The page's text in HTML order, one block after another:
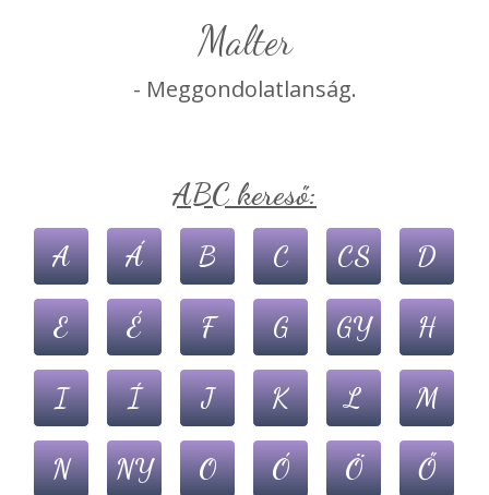
malter
- Meggondolatlanság.
ABC kereső:
A Á B C CS D
E É F G GY H
I Í J K L M
N NY O Ó Ö Ő